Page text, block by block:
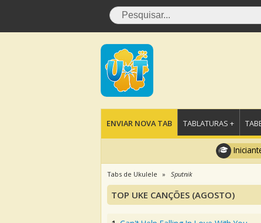
ENVIAR NOVA TAB TABLATURAS +
Tabs de Ukulele Sputnik
TOP UKE CANÇÕES (AGOSTO)